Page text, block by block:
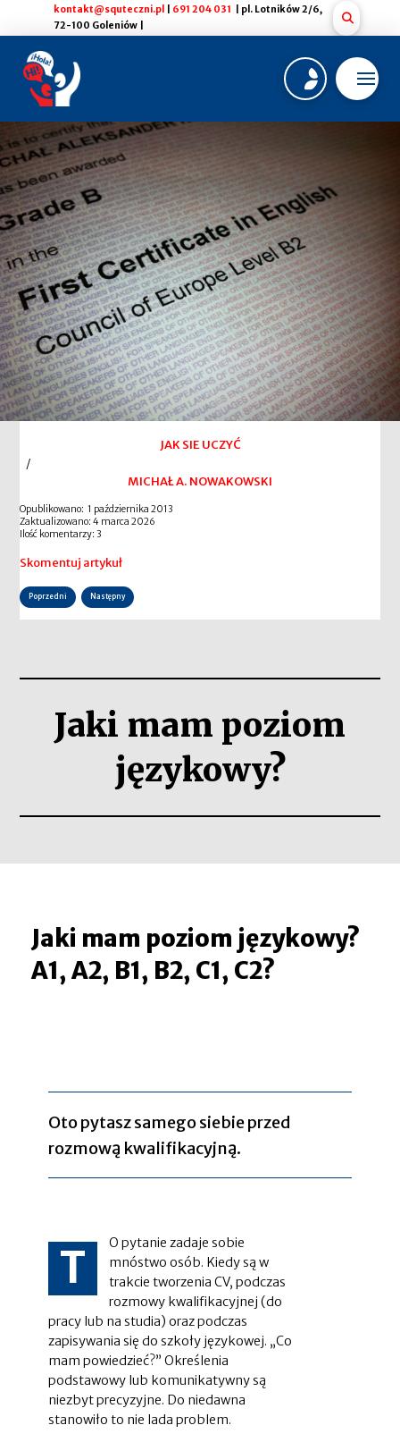
kontakt@squteczni.pl 691 204 031
| pl. Lotników 2/6,
72-100 Goleniów |
JAK SIE UCZYĆ
/
MICHAŁ A. NOWAKOWSKI
Opublikowano: 1 października 2013
Zaktualizowano: 4 marca 2026
Ilość komentarzy: 3
Skomentuj artykuł
Poprzedni Następny
Jaki mam poziom
językowy?
Jaki mam poziom językowy?
A1, A2, B1, B2, C1, C2?
Oto pytasz samego siebie przed
rozmową kwalifikacyjną.
T
O pytanie zadaje sobie
mnóstwo osób. Kiedy są w
trakcie tworzenia CV, podczas
rozmowy kwalifikacyjnej (do
pracy lub na studia) oraz podczas
zapisywania się do szkoły językowej. „Co
mam powiedzieć?” Określenia
podstawowy lub komunikatywny są
niezbyt precyzyjne. Do niedawna
stanowiło to nie lada problem.